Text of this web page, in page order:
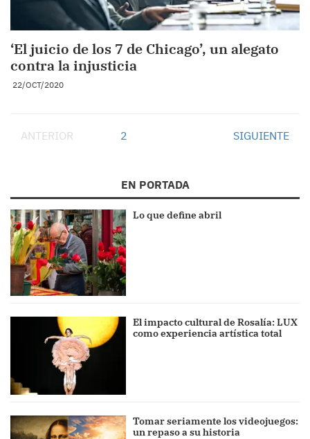
‘El juicio de los 7 de Chicago’, un alegato
contra la injusticia
22/OCT/2020
ANTERIOR 2 SIGUIENTE
EN PORTADA
Lo que define abril
El impacto cultural de Rosalía: LUX
como experiencia artística total
Tomar seriamente los videojuegos:
un repaso a su historia